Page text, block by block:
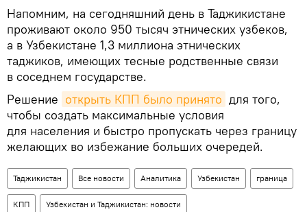
Напомним, на сегодняшний день в Таджикистане
проживают около 950 тысяч этнических узбеков,
а в Узбекистане 1,3 миллиона этнических
таджиков, имеющих тесные родственные связи
в соседнем государстве.
Решение открыть КПП было принято для того,
чтобы создать максимальные условия
для населения и быстро пропускать через границу
желающих во избежание больших очередей.
Таджикистан Все новости Аналитика Узбекистан граница
КПП Узбекистан и Таджикистан: новости